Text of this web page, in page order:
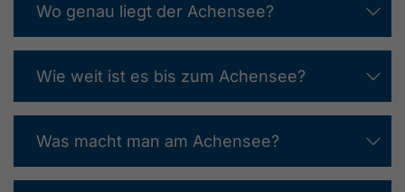
Wo genau liegt der Achensee?
Wie weit ist es bis zum Achensee?
Was macht man am Achensee?